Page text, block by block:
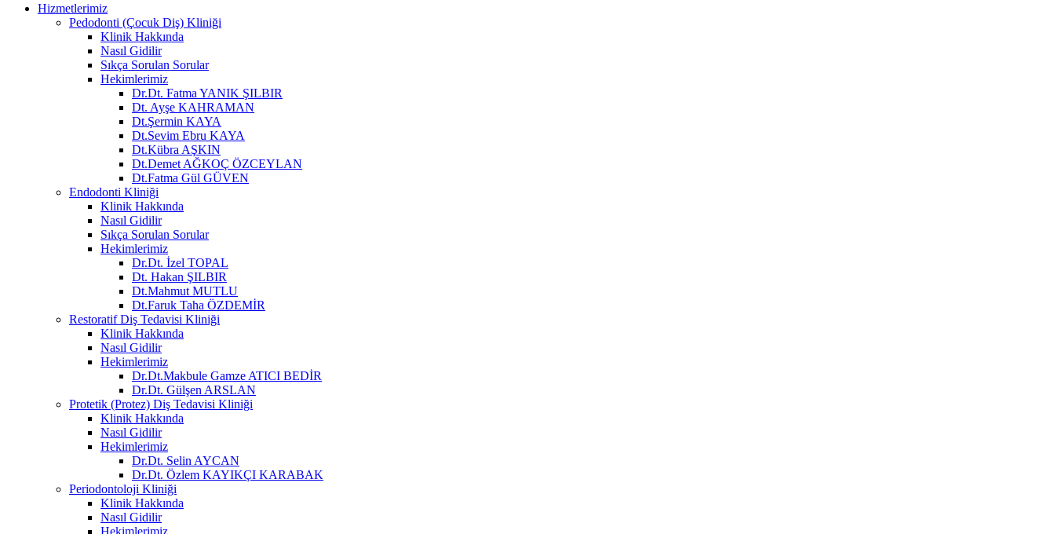
Hizmetlerimiz
Pedodonti (Çocuk Diş) Kliniği
Klinik Hakkında
Nasıl Gidilir
Sıkça Sorulan Sorular
Hekimlerimiz
Dr.Dt. Fatma YANIK ŞILBIR
Dt. Ayşe KAHRAMAN
Dt.Şermin KAYA
Dt.Sevim Ebru KAYA
Dt.Kübra AŞKIN
Dt.Demet AĞKOÇ ÖZCEYLAN
Dt.Fatma Gül GÜVEN
Endodonti Kliniği
Klinik Hakkında
Nasıl Gidilir
Sıkça Sorulan Sorular
Hekimlerimiz
Dr.Dt. İzel TOPAL
Dt. Hakan ŞILBIR
Dt.Mahmut MUTLU
Dt.Faruk Taha ÖZDEMİR
Restoratif Diş Tedavisi Kliniği
Klinik Hakkında
Nasıl Gidilir
Hekimlerimiz
Dr.Dt.Makbule Gamze ATICI BEDİR
Dr.Dt. Gülşen ARSLAN
Protetik (Protez) Diş Tedavisi Kliniği
Klinik Hakkında
Nasıl Gidilir
Hekimlerimiz
Dr.Dt. Selin AYCAN
Dr.Dt. Özlem KAYIKÇI KARABAK
Periodontoloji Kliniği
Klinik Hakkında
Nasıl Gidilir
Hekimlerimiz